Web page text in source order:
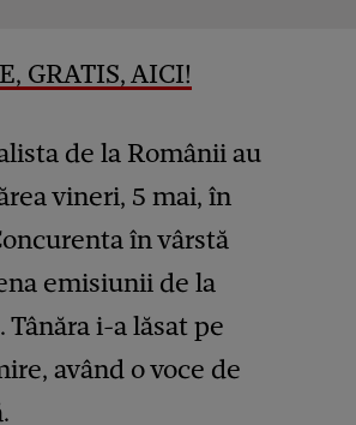
GRATIS, AICI!
de la Românii au
vineri, 5 mai, în
în vârstă
emisiunii de la
i-a lăsat pe
având o voce de